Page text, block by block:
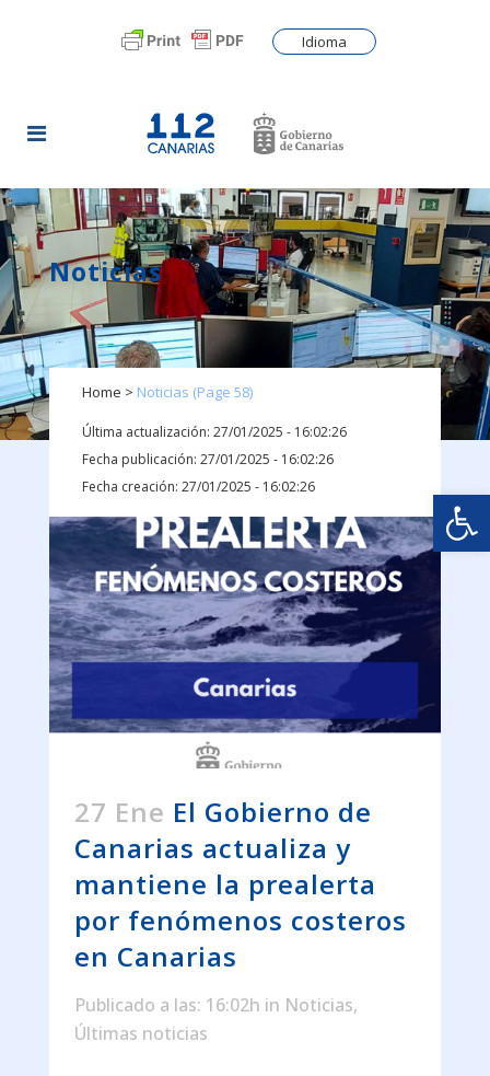
Idioma
Noticias
Home > Noticias (Page 58)
Última actualización: 27/01/2025 - 16:02:26
Fecha publicación: 27/01/2025 - 16:02:26
Fecha creación: 27/01/2025 - 16:02:26
27 Ene El Gobierno de
Canarias actualiza y
mantiene la prealerta
por fenómenos costeros
en Canarias
Publicado a las: 16:02h in Noticias,
Últimas noticias